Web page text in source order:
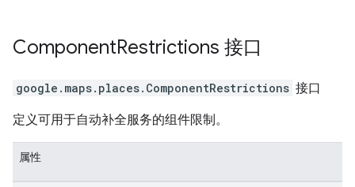
ComponentRestrictions 接口
google.maps.places. ComponentRestrictions 接口
定义可用于自动补全服务的组件限制。
属性